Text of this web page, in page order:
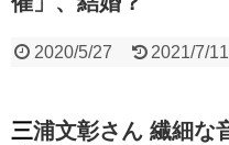
2020/5/27 2021/7/11
三浦文彰さん 繊細な音色と甘いマスクで人気の